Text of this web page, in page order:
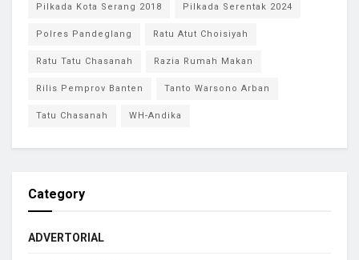
Pilkada Kota Serang 2018 Pilkada Serentak 2024
Polres Pandeglang Ratu Atut Choisiyah
Ratu Tatu Chasanah Razia Rumah Makan
Rilis Pemprov Banten Tanto Warsono Arban
Tatu Chasanah WH-Andika
Category
ADVERTORIAL